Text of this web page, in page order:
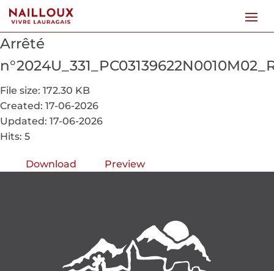
Arrêté
File size: 172.30 KB
Created: 17-06-2026
Updated: 17-06-2026
Hits: 5
Download Preview